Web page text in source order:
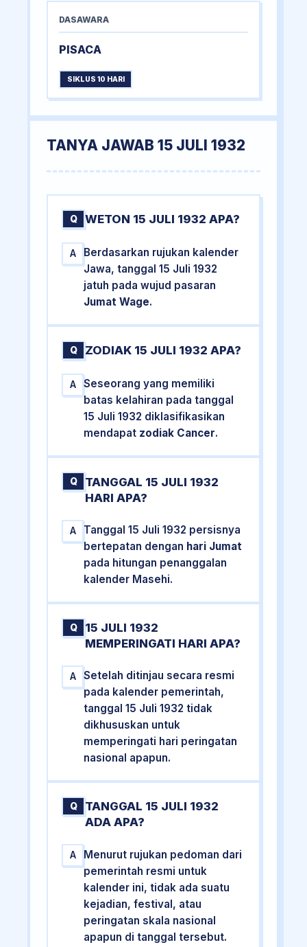
DASAWARA
PISACA
SIKLUS 10 HARI
TANYA JAWAB 15 JULI 1932
Q WETON 15 JULI 1932 APA?
A
Berdasarkan rujukan kalender
Jawa, tanggal 15 Juli 1932
jatuh pada wujud pasaran
Jumat Wage.
Q ZODIAK 15 JULI 1932 APA?
A
Seseorang yang memiliki
batas kelahiran pada tanggal
15 Juli 1932 diklasifikasikan
mendapat zodiak Cancer.
Q
TANGGAL 15 JULI 1932
HARI APA?
A
Tanggal 15 Juli 1932 persisnya
bertepatan dengan hari Jumat
pada hitungan penanggalan
kalender Masehi.
Q
15 JULI 1932
MEMPERINGATI HARI APA?
A
Setelah ditinjau secara resmi
pada kalender pemerintah,
tanggal 15 Juli 1932 tidak
dikhususkan untuk
memperingati hari peringatan
nasional apapun.
Q
TANGGAL 15 JULI 1932
ADA APA?
A
Menurut rujukan pedoman dari
pemerintah resmi untuk
kalender ini, tidak ada suatu
kejadian, festival, atau
peringatan skala nasional
apapun di tanggal tersebut.